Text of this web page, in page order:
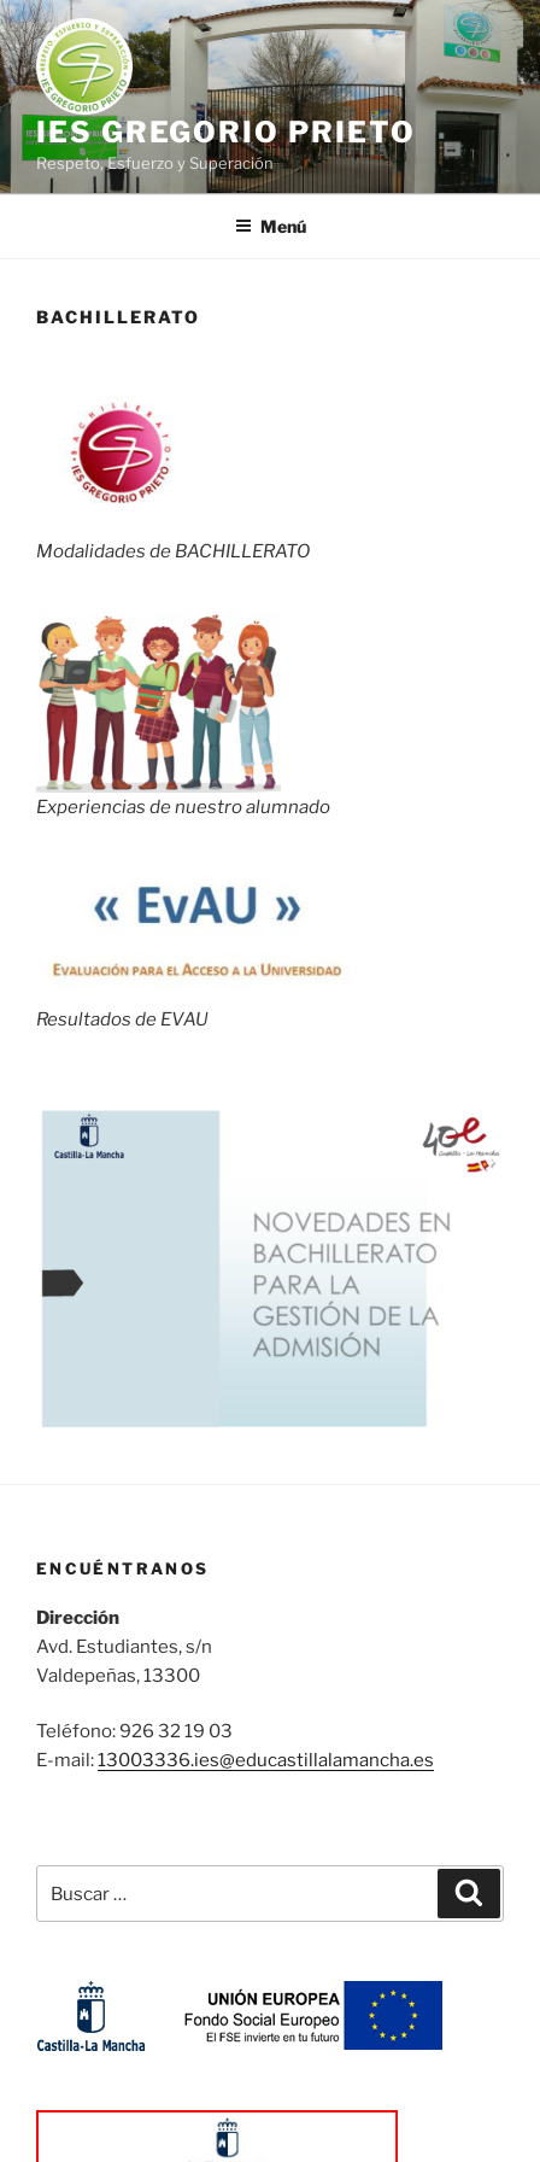
Saltar
al
contenido
IES GREGORIO PRIETO
Respeto, Esfuerzo y Superación
Menú
BACHILLERATO
Modalidades de BACHILLERATO
Experiencias de nuestro alumnado
Resultados de EVAU
ENCUÉNTRANOS
Dirección
Avd. Estudiantes, s/n
Valdepeñas, 13300
Teléfono: 926 32 19 03
E-mail:13003336.ies@educastillalamancha.es
por: